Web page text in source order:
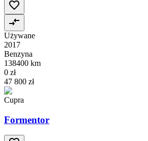
Używane
2017
Benzyna
138400 km
0 zł
47 800 zł
Cupra
Formentor